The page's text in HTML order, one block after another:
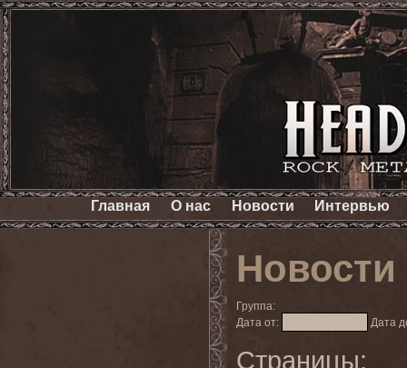
Главная О нас Новости Интервью
Новости
Группа:
Дата от:
Дата
Страницы: